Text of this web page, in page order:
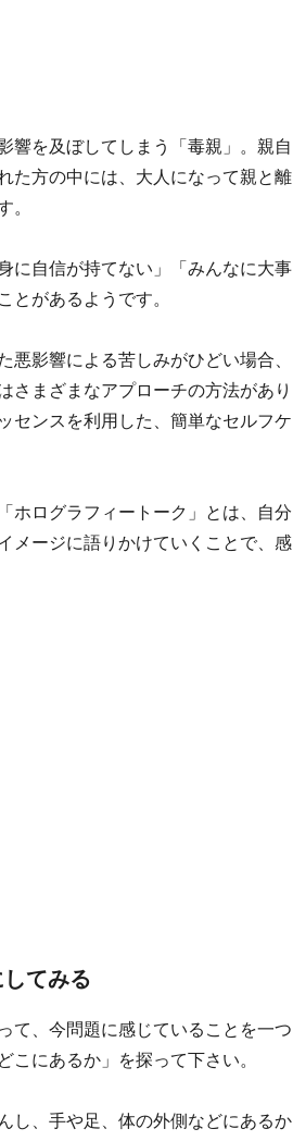
響を及ぼしてしまう「毒親」。親自
た方の中には、大人になって親と離
。
に自信が持てない」「みんなに大事
とがあるようです。
影響による苦しみがひどい場合、
さまざまなアプローチの方法があり
センスを利用した、簡単なセルフケ
ホログラフィートーク」とは、自分
メージに語りかけていくことで、感
てみる
て、今問題に感じていることを一つ
にあるか」を探って下さい。
し、手や足、体の外側などにあるか